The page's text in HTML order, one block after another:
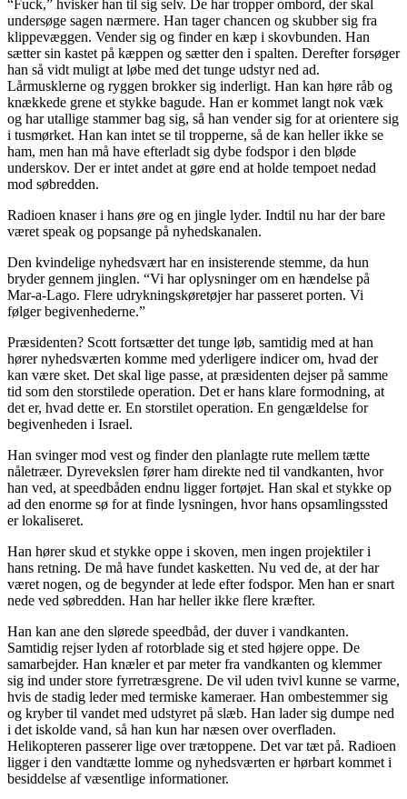
“Fuck,” hvisker han til sig selv. De har tropper ombord, der skal
undersøge sagen nærmere. Han tager chancen og skubber sig fra
klippevæggen. Vender sig og finder en kæp i skovbunden. Han
sætter sin kastet på kæppen og sætter den i spalten. Derefter forsøger
han så vidt muligt at løbe med det tunge udstyr ned ad.
Lårmusklerne og ryggen brokker sig inderligt. Han kan høre råb og
knækkede grene et stykke bagude. Han er kommet langt nok væk
og har utallige stammer bag sig, så han vender sig for at orientere sig
i tusmørket. Han kan intet se til tropperne, så de kan heller ikke se
ham, men han må have efterladt sig dybe fodspor i den bløde
underskov. Der er intet andet at gøre end at holde tempoet nedad
mod søbredden.
Radioen knaser i hans øre og en jingle lyder. Indtil nu har der bare
været speak og popsange på nyhedskanalen.
Den kvindelige nyhedsvært har en insisterende stemme, da hun
bryder gennem jinglen. “Vi har oplysninger om en hændelse på
Mar-a-Lago. Flere udrykningskøretøjer har passeret porten. Vi
følger begivenhederne.”
Præsidenten? Scott fortsætter det tunge løb, samtidig med at han
hører nyhedsværten komme med yderligere indicer om, hvad der
kan være sket. Det skal lige passe, at præsidenten dejser på samme
tid som den storstilede operation. Det er hans klare formodning, at
det er, hvad dette er. En storstilet operation. En gengældelse for
begivenheden i Israel.
Han svinger mod vest og finder den planlagte rute mellem tætte
nåletræer. Dyrevekslen fører ham direkte ned til vandkanten, hvor
han ved, at speedbåden endnu ligger fortøjet. Han skal et stykke op
ad den enorme sø for at finde lysningen, hvor hans opsamlingssted
er lokaliseret.
Han hører skud et stykke oppe i skoven, men ingen projektiler i
hans retning. De må have fundet kasketten. Nu ved de, at der har
været nogen, og de begynder at lede efter fodspor. Men han er snart
nede ved søbredden. Han har heller ikke flere kræfter.
Han kan ane den slørede speedbåd, der duver i vandkanten.
Samtidig rejser lyden af rotorblade sig et sted højere oppe. De
samarbejder. Han knæler et par meter fra vandkanten og klemmer
sig ind under store fyrretræsgrene. De vil uden tvivl kunne se varme,
hvis de stadig leder med termiske kameraer. Han ombestemmer sig
og kryber til vandet med udstyret på slæb. Han lader sig dumpe ned
i det iskolde vand, så han kun har næsen over overfladen.
Helikopteren passerer lige over trætoppene. Det var tæt på. Radioen
ligger i den vandtætte lomme og nyhedsværten er hørbart kommet i
besiddelse af væsentlige informationer.